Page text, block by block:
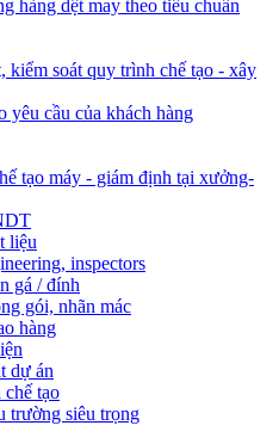
hàng dệt may theo tiêu chuẩn
kiểm soát quy trình chế tạo - xây
yêu cầu của khách hàng
tạo máy - giám định tại xưởng-
liệu
inspectors
gá / đính
gói, nhãn mác
hàng
dự án
tạo
trường siêu trọng